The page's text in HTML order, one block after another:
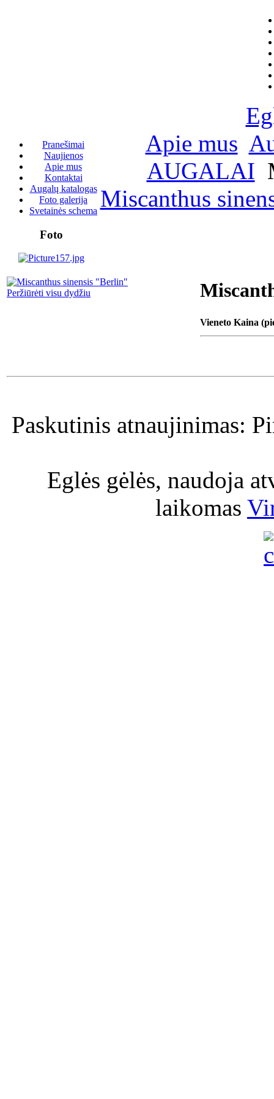
Pranešimai
Naujienos
Apie mus
Kontaktai
Augalų katalogas
Foto galerija
Svetainės schema
Foto
Apie mus
AUGALAI
Miscanthus
Peržiūrėti visu dydžiu
Vieneto Kaina
Paskutinis atnaujinimas:
Eglės gėlės, naudoja
laikomas